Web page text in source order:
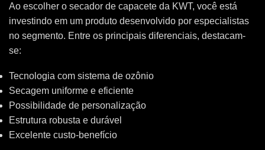
Ao escolher o secador de capacete da KWT, você está
investindo em um produto desenvolvido por especialistas
no segmento. Entre os principais diferenciais, destacam-
se:
Tecnologia com sistema de ozônio
Secagem uniforme e eficiente
Possibilidade de personalização
Estrutura robusta e durável
Excelente custo-benefício